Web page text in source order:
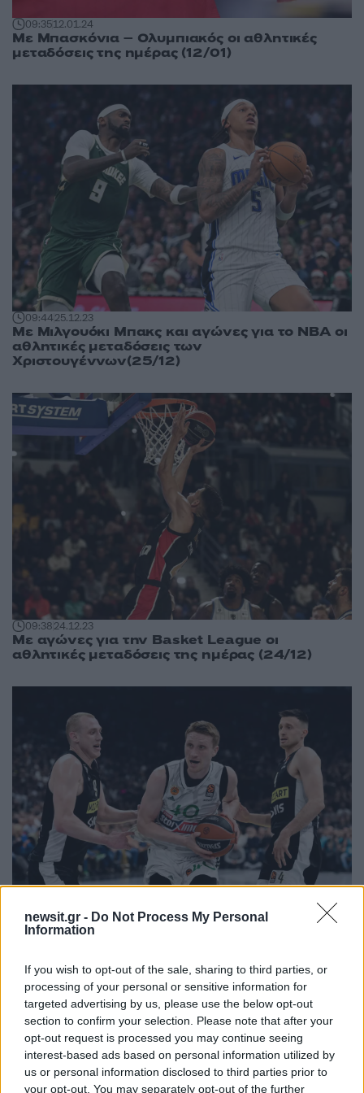
newsit.gr - Do Not Process My Personal
Information
If you wish to opt-out of the sale, sharing to third parties, or
processing of your personal or sensitive information for
targeted advertising by us, please use the below opt-out
section to confirm your selection. Please note that after your
opt-out request is processed you may continue seeing
interest-based ads based on personal information utilized by
us or personal information disclosed to third parties prior to
your opt-out. You may separately opt-out of the further
09:3512.01.24
Με Μπασκόνια – Ολυμπιακός οι αθλητικές
μεταδόσεις της ημέρας (12/01)
09:4425.12.23
Με Μιλγουόκι Μπακς και αγώνες για το ΝΒΑ οι
αθλητικές μεταδόσεις των
Χριστουγέννων(25/12)
09:3824.12.23
Mε αγώνες για την Basket League οι
αθλητικές μεταδόσεις της ημέρας (24/12)
09:4210.12.23
Αθλητικές μεταδόσεις με Παναθηναϊκός –